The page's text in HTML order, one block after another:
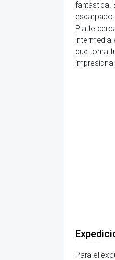
fantástica.
escarpado
Platte
intermedia
que toma
Para el